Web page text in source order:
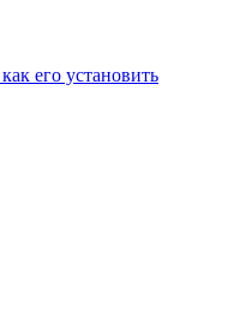
его установить